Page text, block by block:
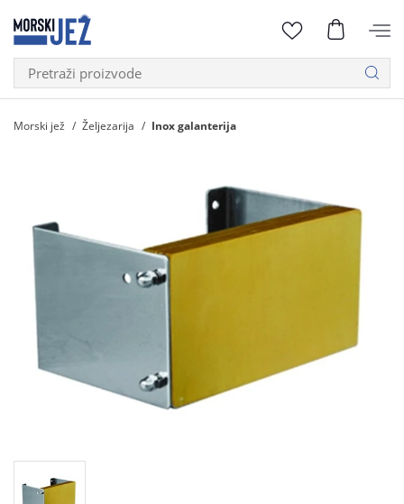
Morski jež Željezarija Inox galanterija